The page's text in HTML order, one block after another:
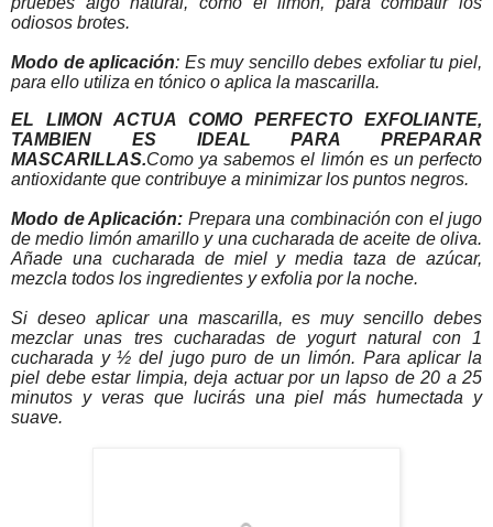
odiosos brotes.
Modo de aplicación: Es muy sencillo debes exfoliar tu piel,
para ello utiliza en tónico o aplica la mascarilla.
EL LIMON ACTUA COMO PERFECTO EXFOLIANTE,
TAMBIEN ES IDEAL PARA PREPARAR
MASCARILLAS.Como ya sabemos el limón es un perfecto
antioxidante que contribuye a minimizar los puntos negros.
Modo de Aplicación: Prepara una combinación con el jugo
de medio limón amarillo y una cucharada de aceite de oliva.
Añade una cucharada de miel y media taza de azúcar,
mezcla todos los ingredientes y exfolia por la noche.
Si deseo aplicar una mascarilla, es muy sencillo debes
mezclar unas tres cucharadas de yogurt natural con 1
cucharada y ½ del jugo puro de un limón. Para aplicar la
piel debe estar limpia, deja actuar por un lapso de 20 a 25
minutos y veras que lucirás una piel más humectada y
suave.